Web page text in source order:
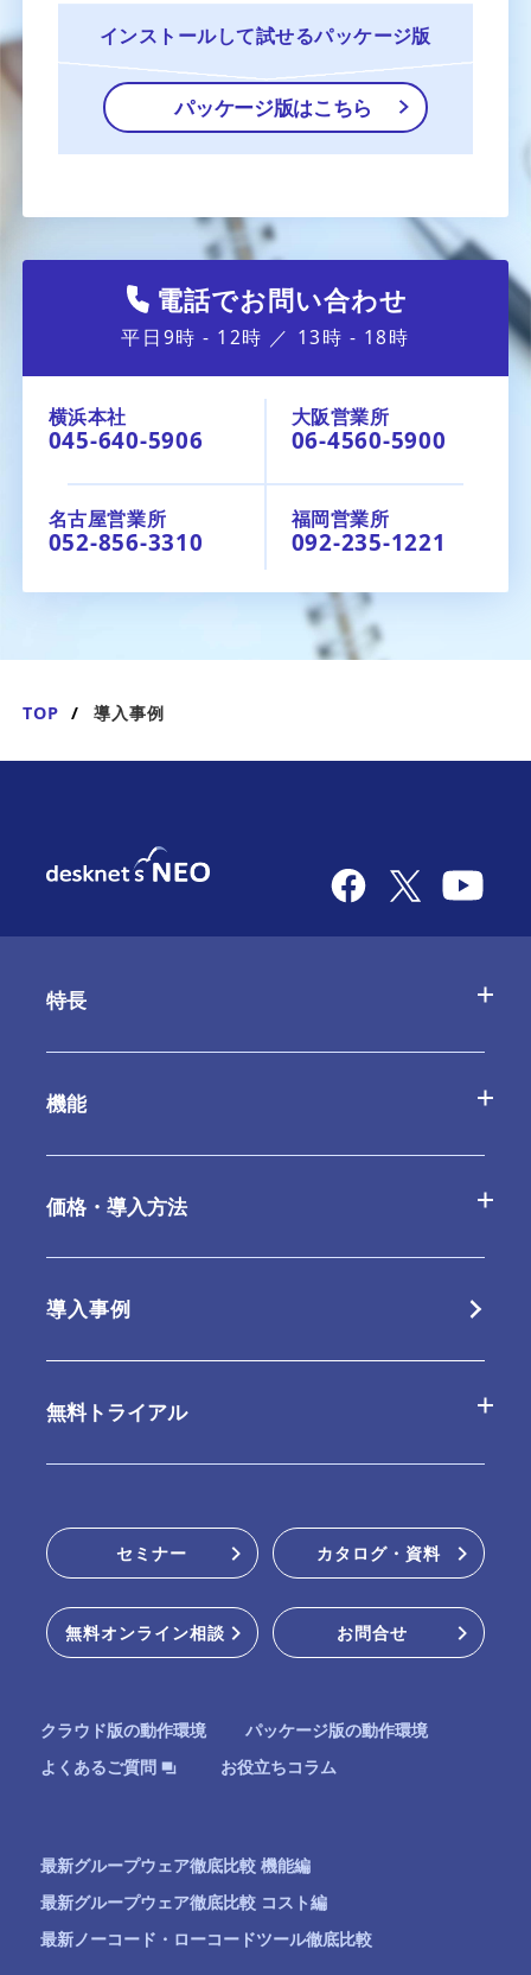
インストールして試せるパッケージ版
パッケージ版はこちら
電話でお問い合わせ
平日9時 - 12時 ／ 13時 - 18時
横浜本社
045-640-5906
大阪営業所
06-4560-5900
名古屋営業所
052-856-3310
福岡営業所
092-235-1221
TOP 導入事例
特長
desknetʼs NEOの特長
クラウド版の特長
機能
基本機能一覧
連携ツール
価格・導入方法
クラウド版
販売パートナー
導入事例
無料トライアル
セミナー カタログ・資料
無料オンライン相談 お問合せ
クラウド版の動作環境
パッケージ版の動作環境
よくあるご質問
お役立ちコラム
最新グループウェア徹底比較 機能編
最新グループウェア徹底比較 コスト編
最新ノーコード・ローコードツール徹底比較